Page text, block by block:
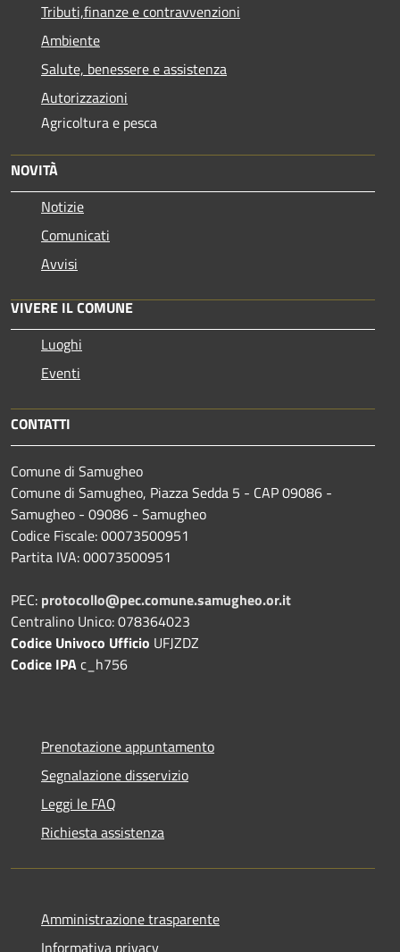
Tributi,finanze e contravvenzioni
Ambiente
Salute, benessere e assistenza
Autorizzazioni
Agricoltura e pesca
NOVITÀ
Notizie
Comunicati
Avvisi
VIVERE IL COMUNE
Luoghi
Eventi
CONTATTI
Comune di Samugheo
Comune di Samugheo, Piazza Sedda 5 - CAP 09086 -
Samugheo - 09086 - Samugheo
Codice Fiscale: 00073500951
Partita IVA: 00073500951
PEC: protocollo@pec.comune.samugheo.or.it
Centralino Unico: 078364023
Codice Univoco Ufficio UFJZDZ
Codice IPAc_h756
Prenotazione appuntamento
Segnalazione disservizio
Leggi le FAQ
Richiesta assistenza
Amministrazione trasparente
Informativa privacy